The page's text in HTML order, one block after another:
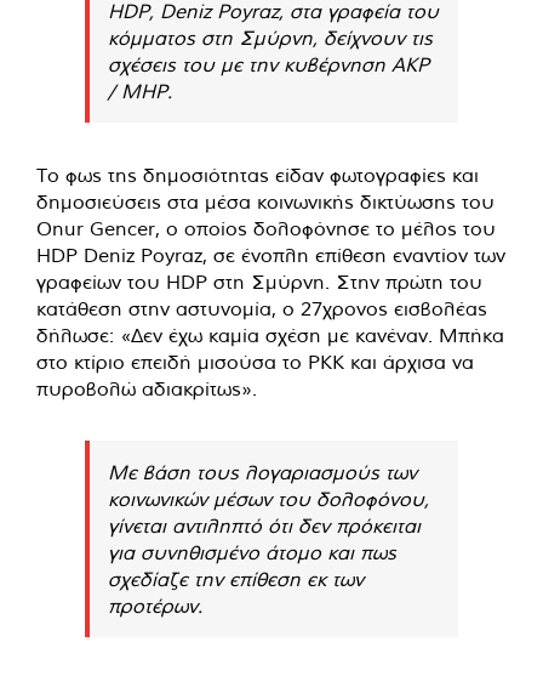
HDP, Deniz Poyraz, στα γραφεία του
κόμματος στη Σμύρνη, δείχνουν τις
σχέσεις του με την κυβέρνηση AKP
/ MHP.
Το φως της δημοσιότητας είδαν φωτογραφίες και
δημοσιεύσεις στα μέσα κοινωνικής δικτύωσης του
Onur Gencer, ο οποίος δολοφόνησε το μέλος του
HDP Deniz Poyraz, σε ένοπλη επίθεση εναντίον των
γραφείων του HDP στη Σμύρνη. Στην πρώτη του
κατάθεση στην αστυνομία, ο 27χρονος εισβολέας
δήλωσε: «Δεν έχω καμία σχέση με κανέναν. Μπήκα
στο κτίριο επειδή μισούσα το PKK και άρχισα να
πυροβολώ αδιακρίτως».
Με βάση τους λογαριασμούς των
κοινωνικών μέσων του δολοφόνου,
γίνεται αντιληπτό ότι δεν πρόκειται
για συνηθισμένο άτομο και πως
σχεδίαζε την επίθεση εκ των
προτέρων.